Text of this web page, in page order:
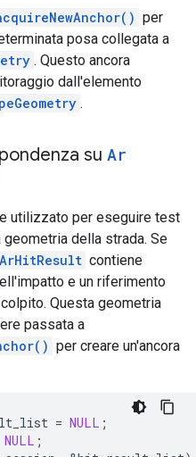
per
posa collegata a
. Questo ancora
dall'elemento
.
su Ar
utilizzato per eseguire test
della strada. Se
ArHitResult contiene
e un riferimento
colpito. Questa geometria
passata a
per creare un'ancora
= NULL ;
NULL ;